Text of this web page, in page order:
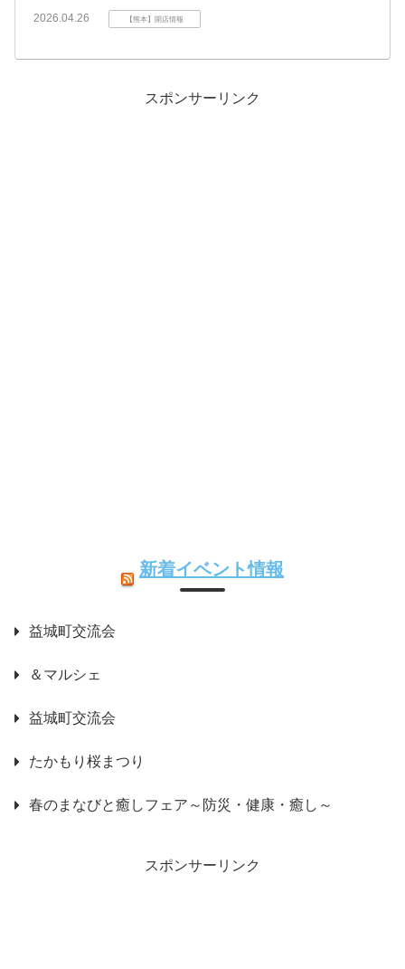
2026.04.26 【熊本】開店情報
スポンサーリンク
新着イベント情報
益城町交流会
＆マルシェ
益城町交流会
たかもり桜まつり
春のまなびと癒しフェア～防災・健康・癒し～
スポンサーリンク